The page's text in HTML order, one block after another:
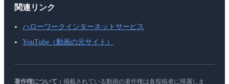
関連リンク
ハローワークインターネットサービス
YouTube（動画の元サイト）
著作権について： 掲載されている動画の著作権は各投稿者に帰属しま